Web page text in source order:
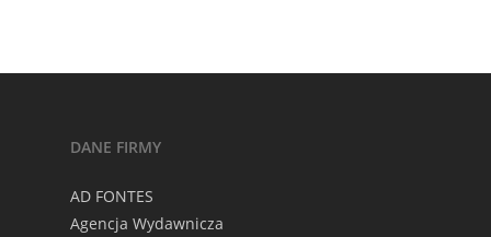
DANE FIRMY
AD FONTES
Agencja Wydawnicza